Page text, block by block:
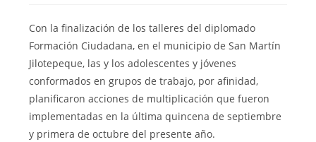
Con la finalización de los talleres del diplomado
Formación Ciudadana, en el municipio de San Martín
Jilotepeque, las y los adolescentes y jóvenes
conformados en grupos de trabajo, por afinidad,
planificaron acciones de multiplicación que fueron
implementadas en la última quincena de septiembre
y primera de octubre del presente año.